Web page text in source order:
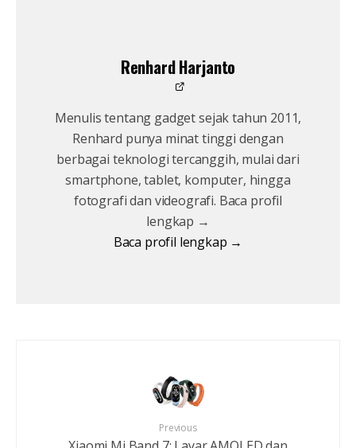
Renhard Harjanto
Menulis tentang gadget sejak tahun 2011,
Renhard punya minat tinggi dengan
berbagai teknologi tercanggih, mulai dari
smartphone, tablet, komputer, hingga
fotografi dan videografi. Baca profil
lengkap →
Baca profil lengkap →
Previous